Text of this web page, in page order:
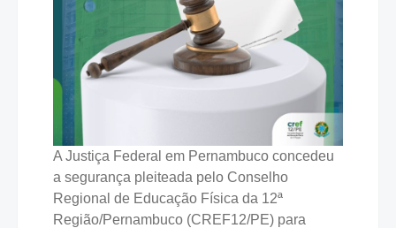
A Justiça Federal em Pernambuco concedeu
a segurança pleiteada pelo Conselho
Regional de Educação Física da 12ª
Região/Pernambuco (CREF12/PE) para